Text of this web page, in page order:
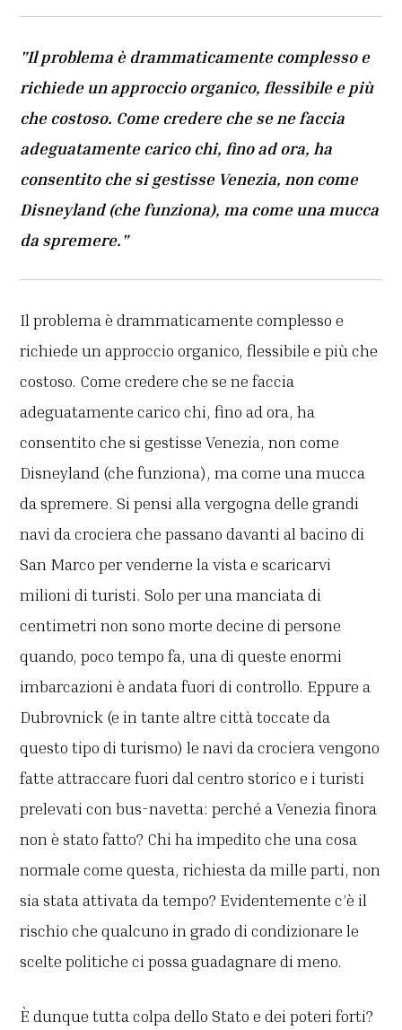
"Il problema è drammaticamente complesso e
richiede un approccio organico, flessibile e più
che costoso. Come credere che se ne faccia
adeguatamente carico chi, fino ad ora, ha
consentito che si gestisse Venezia, non come
Disneyland (che funziona), ma come una mucca
da spremere."
Il problema è drammaticamente complesso e
richiede un approccio organico, flessibile e più che
costoso. Come credere che se ne faccia
adeguatamente carico chi, fino ad ora, ha
consentito che si gestisse Venezia, non come
Disneyland (che funziona), ma come una mucca
da spremere. Si pensi alla vergogna delle grandi
navi da crociera che passano davanti al bacino di
San Marco per venderne la vista e scaricarvi
milioni di turisti. Solo per una manciata di
centimetri non sono morte decine di persone
quando, poco tempo fa, una di queste enormi
imbarcazioni è andata fuori di controllo. Eppure a
Dubrovnick (e in tante altre città toccate da
questo tipo di turismo) le navi da crociera vengono
fatte attraccare fuori dal centro storico e i turisti
prelevati con bus-navetta: perché a Venezia finora
non è stato fatto? Chi ha impedito che una cosa
normale come questa, richiesta da mille parti, non
sia stata attivata da tempo? Evidentemente c’è il
rischio che qualcuno in grado di condizionare le
scelte politiche ci possa guadagnare di meno.
È dunque tutta colpa dello Stato e dei poteri forti?